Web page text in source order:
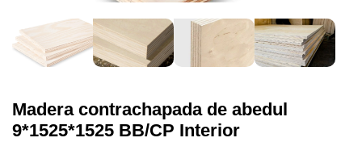
Madera contrachapada de abedul
9*1525*1525 BB/CP Interior